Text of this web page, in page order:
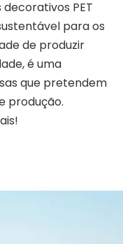
PET
para os
de produzir
é uma
que pretendem
produção.